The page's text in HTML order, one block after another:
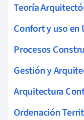
Teoría
Confort y uso en
Procesos
Gestión y
Arquitectura
Ordenación